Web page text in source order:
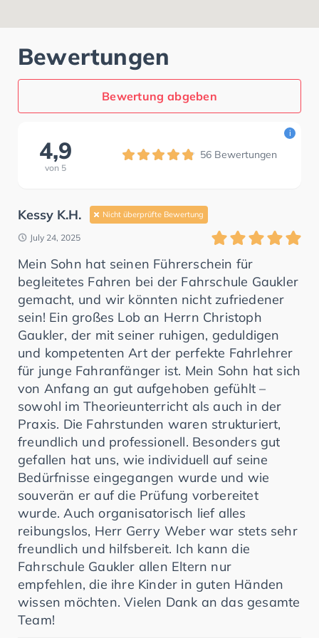
Bewertungen
Bewertung abgeben
4,9
von 5
56 Bewertungen
i
Kessy K.H. Nicht überprüfte Bewertung
July 24, 2025
Mein Sohn hat seinen Führerschein für
begleitetes Fahren bei der Fahrschule Gaukler
gemacht, und wir könnten nicht zufriedener
sein! Ein großes Lob an Herrn Christoph
Gaukler, der mit seiner ruhigen, geduldigen
und kompetenten Art der perfekte Fahrlehrer
für junge Fahranfänger ist. Mein Sohn hat sich
von Anfang an gut aufgehoben gefühlt –
sowohl im Theorieunterricht als auch in der
Praxis. Die Fahrstunden waren strukturiert,
freundlich und professionell. Besonders gut
gefallen hat uns, wie individuell auf seine
Bedürfnisse eingegangen wurde und wie
souverän er auf die Prüfung vorbereitet
wurde. Auch organisatorisch lief alles
reibungslos, Herr Gerry Weber war stets sehr
freundlich und hilfsbereit. Ich kann die
Fahrschule Gaukler allen Eltern nur
empfehlen, die ihre Kinder in guten Händen
wissen möchten. Vielen Dank an das gesamte
Team!